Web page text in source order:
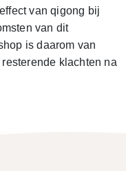
van qigong bij
van dit
is daarom van
klachten na